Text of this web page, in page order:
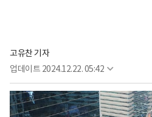
고유찬 기자
업데이트 2024.12.22. 05:42